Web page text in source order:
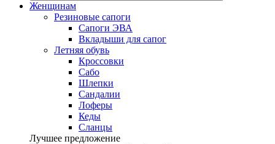
Женщинам
Резиновые сапоги
Cапоги ЭВА
Вкладыши для сапог
Летняя обувь
Кроссовки
Сабо
Шлепки
Сандалии
Лоферы
Кеды
Сланцы
Лучшее предложение